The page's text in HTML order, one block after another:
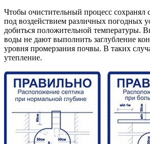
Чтобы очистительный процесс сохранял
под воздействием различных погодных
добиться положительной температуры.
воды не дают выполнить заглубление
уровня промерзания почвы. В таких
утепление.